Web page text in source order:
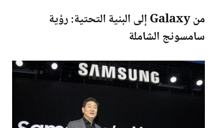
من Galaxy إلى البنية التحتية: رؤية
سامسونج الشاملة